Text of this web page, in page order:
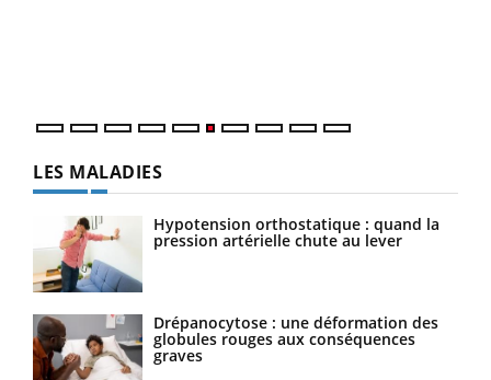
LES MALADIES
Hypotension orthostatique : quand la
pression artérielle chute au lever
Drépanocytose : une déformation des
globules rouges aux conséquences
graves